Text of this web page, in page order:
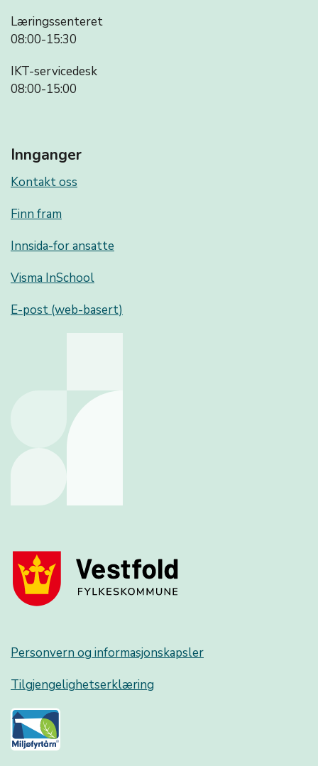
Læringssenteret
08:00-15:30
IKT-servicedesk
08:00-15:00
Innganger
Kontakt oss
Finn fram
Innsida-for ansatte
Visma InSchool
E-post (web-basert)
Personvern og informasjonskapsler
Tilgjengelighetserklæring